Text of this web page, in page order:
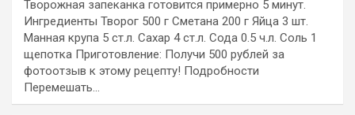
Творожная запеканка готовится примерно 5 минут.
Ингредиенты Творог 500 г Сметана 200 г Яйца 3 шт.
Манная крупа 5 ст.л. Сахар 4 ст.л. Сода 0.5 ч.л. Соль 1
щепотка Приготовление: Получи 500 рублей за
фотоотзыв к этому рецепту! Подробности
Перемешать…